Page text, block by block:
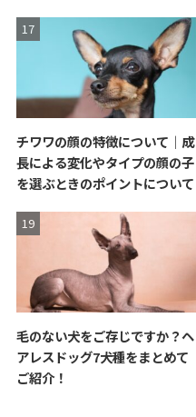
チワワの顔の特徴について｜成
長による変化やタイプの顔の子
を選ぶときのポイントについて
毛のない犬をご存じですか？ヘ
アレスドッグ7犬種をまとめて
ご紹介！